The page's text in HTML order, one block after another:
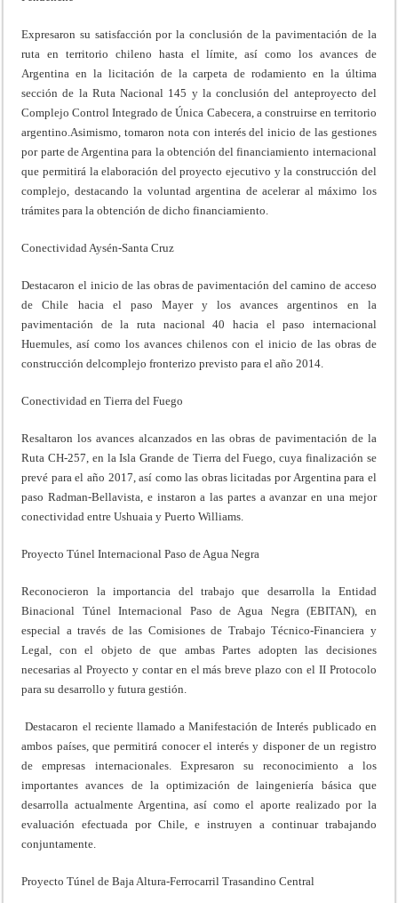
Expresaron su satisfacción por la conclusión de la pavimentación de la
ruta en territorio chileno hasta el límite, así como los avances de
Argentina en la licitación de la carpeta de rodamiento en la última
sección de la Ruta Nacional 145 y la conclusión del anteproyecto del
Complejo Control Integrado de Única Cabecera, a construirse en territorio
argentino.Asimismo, tomaron nota con interés del inicio de las gestiones
por parte de Argentina para la obtención del financiamiento internacional
que permitirá la elaboración del proyecto ejecutivo y la construcción del
complejo, destacando la voluntad argentina de acelerar al máximo los
trámites para la obtención de dicho financiamiento.
Conectividad Aysén-Santa Cruz
Destacaron el inicio de las obras de pavimentación del camino de acceso
de Chile hacia el paso Mayer y los avances argentinos en la
pavimentación de la ruta nacional 40 hacia el paso internacional
Huemules, así como los avances chilenos con el inicio de las obras de
construcción delcomplejo fronterizo previsto para el año 2014.
Conectividad en Tierra del Fuego
Resaltaron los avances alcanzados en las obras de pavimentación de la
Ruta CH-257, en la Isla Grande de Tierra del Fuego, cuya finalización se
prevé para el año 2017, así como las obras licitadas por Argentina para el
paso Radman-Bellavista, e instaron a las partes a avanzar en una mejor
conectividad entre Ushuaia y Puerto Williams.
Proyecto Túnel Internacional Paso de Agua Negra
Reconocieron la importancia del trabajo que desarrolla la Entidad
Binacional Túnel Internacional Paso de Agua Negra (EBITAN), en
especial a través de las Comisiones de Trabajo Técnico-Financiera y
Legal, con el objeto de que ambas Partes adopten las decisiones
necesarias al Proyecto y contar en el más breve plazo con el II Protocolo
para su desarrollo y futura gestión.
Destacaron el reciente llamado a Manifestación de Interés publicado en
ambos países, que permitirá conocer el interés y disponer de un registro
de empresas internacionales. Expresaron su reconocimiento a los
importantes avances de la optimización de laingeniería básica que
desarrolla actualmente Argentina, así como el aporte realizado por la
evaluación efectuada por Chile, e instruyen a continuar trabajando
conjuntamente.
Proyecto Túnel de Baja Altura-Ferrocarril Trasandino Central